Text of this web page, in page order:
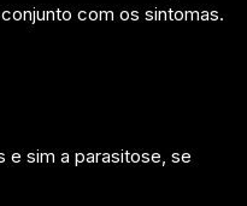
com os sintomas.
e sim a parasitose, se